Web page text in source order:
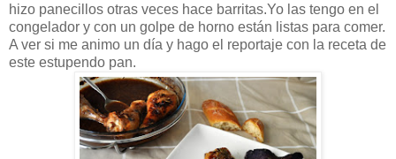
hizo panecillos otras veces hace barritas.Yo las tengo en el
congelador y con un golpe de horno están listas para comer.
A ver si me animo un día y hago el reportaje con la receta de
este estupendo pan.